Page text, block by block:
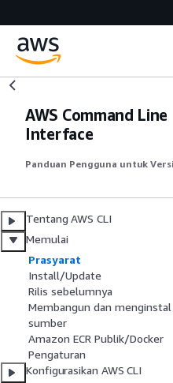
AWS Command Line
Interface
Panduan Pengguna untuk
Tentang AWS CLI
Memulai
Prasyarat
Install/Update
Rilis sebelumnya
Membangun dan menginstal
sumber
Amazon ECR Publik/Docker
Pengaturan
Konfigurasikan AWS CLI